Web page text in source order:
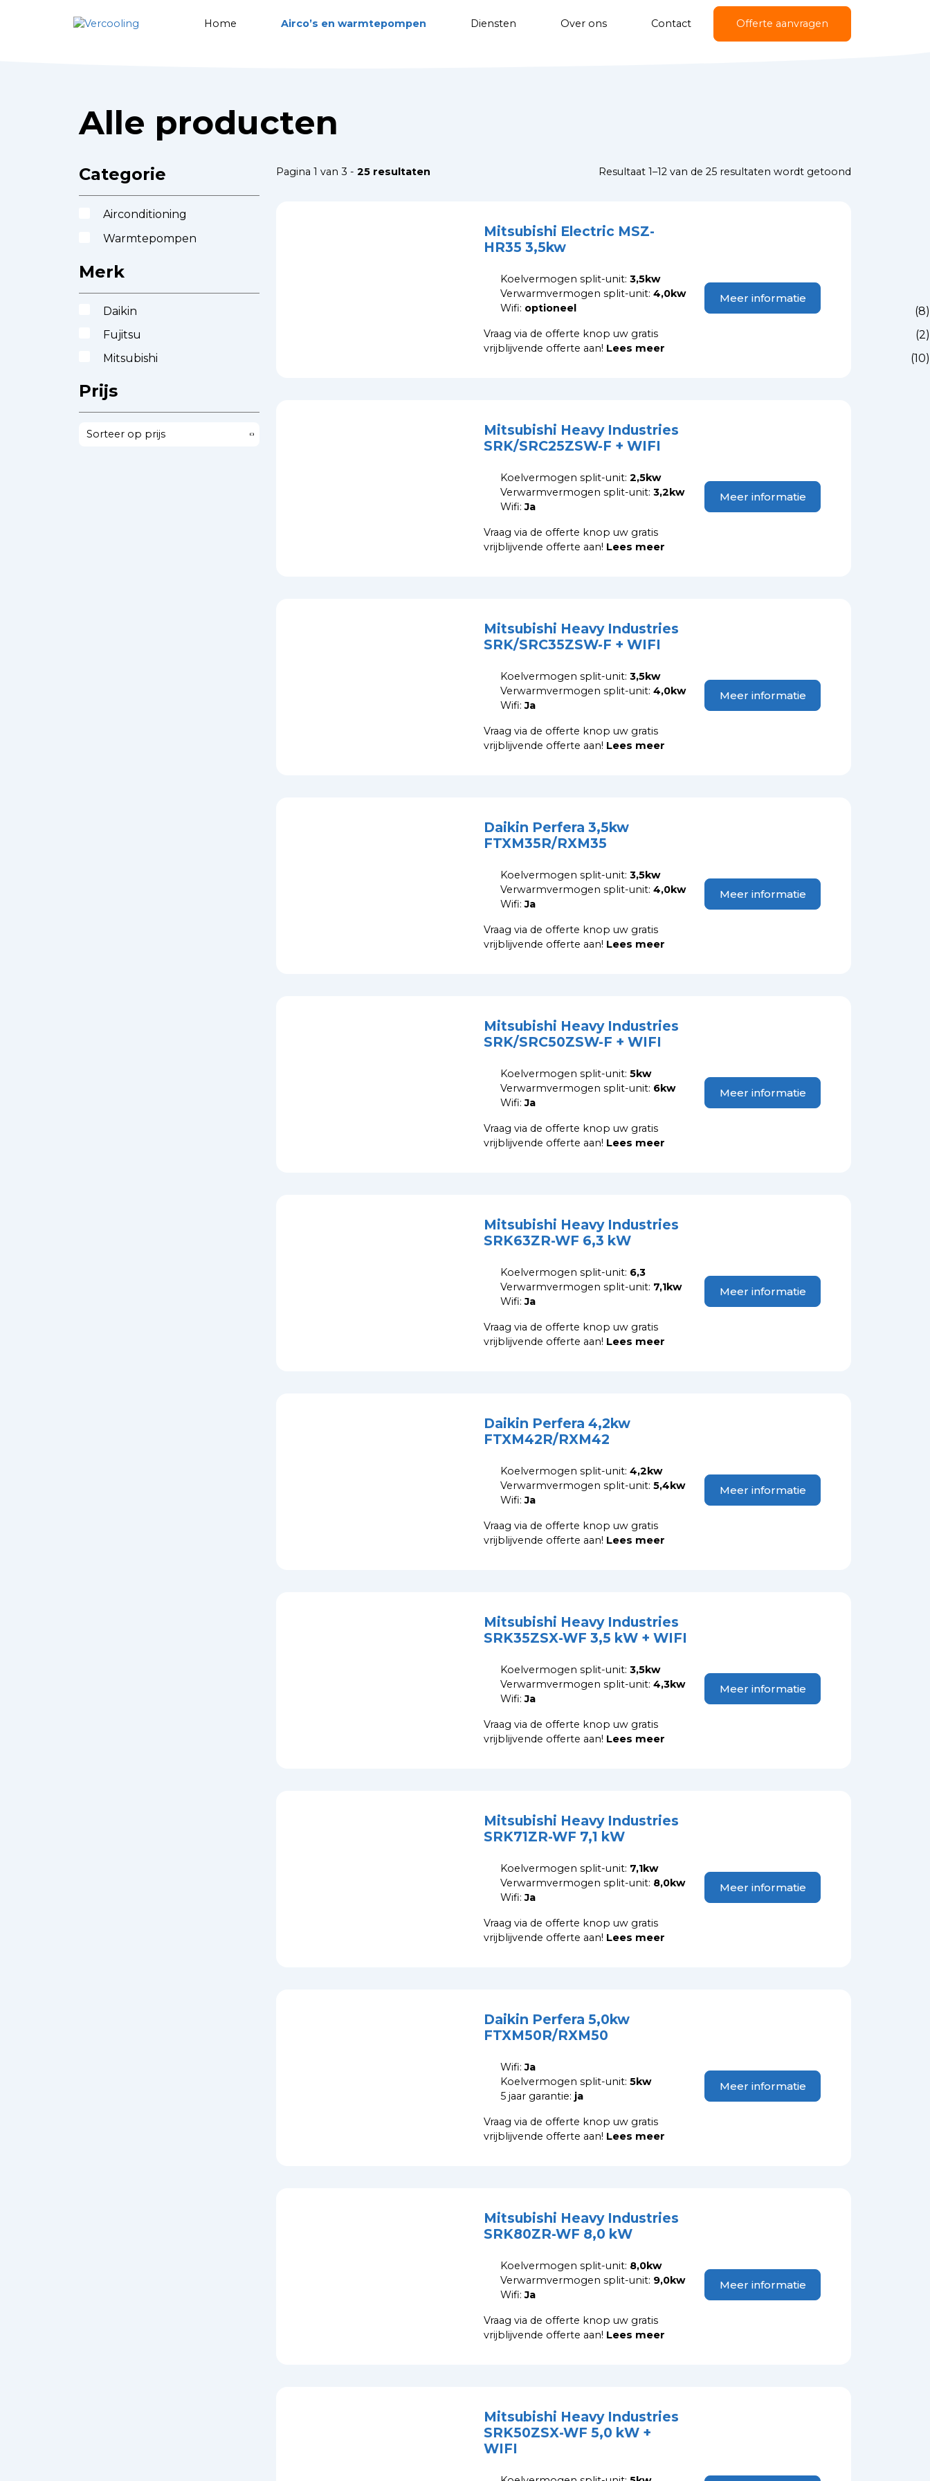
Home Airco’s en warmtepompen Diensten Over ons Contact Offerte aanvragen
Alle producten
Categorie
Airconditioning
Warmtepompen
Merk
Daikin
(8)
Fujitsu
(2)
Mitsubishi
(10)
Prijs
Pagina 1 van 3 - 25 resultaten Resultaat 1–12 van de 25 resultaten wordt getoond
Mitsubishi Electric MSZ-
HR35 3,5kw
Koelvermogen split-unit: 3,5kw
Verwarmvermogen split-unit: 4,0kw
Wifi: optioneel
Vraag via de offerte knop uw gratis
vrijblijvende offerte aan! Lees meer
Meer informatie
Mitsubishi Heavy Industries
SRK/SRC25ZSW-F + WIFI
Koelvermogen split-unit: 2,5kw
Verwarmvermogen split-unit: 3,2kw
Wifi:Ja
Vraag via de offerte knop uw gratis
vrijblijvende offerte aan! Lees meer
Meer informatie
Mitsubishi Heavy Industries
SRK/SRC35ZSW-F + WIFI
Koelvermogen split-unit: 3,5kw
Verwarmvermogen split-unit: 4,0kw
Wifi:Ja
Vraag via de offerte knop uw gratis
vrijblijvende offerte aan! Lees meer
Meer informatie
Daikin Perfera 3,5kw
FTXM35R/RXM35
Koelvermogen split-unit: 3,5kw
Verwarmvermogen split-unit: 4,0kw
Wifi:Ja
Vraag via de offerte knop uw gratis
vrijblijvende offerte aan! Lees meer
Meer informatie
Mitsubishi Heavy Industries
SRK/SRC50ZSW-F + WIFI
Koelvermogen split-unit: 5kw
Verwarmvermogen split-unit: 6kw
Wifi:Ja
Vraag via de offerte knop uw gratis
vrijblijvende offerte aan! Lees meer
Meer informatie
Mitsubishi Heavy Industries
SRK63ZR-WF 6,3 kW
Koelvermogen split-unit: 6,3
Verwarmvermogen split-unit: 7,1kw
Wifi:Ja
Vraag via de offerte knop uw gratis
vrijblijvende offerte aan! Lees meer
Meer informatie
Daikin Perfera 4,2kw
FTXM42R/RXM42
Koelvermogen split-unit: 4,2kw
Verwarmvermogen split-unit: 5,4kw
Wifi:Ja
Vraag via de offerte knop uw gratis
vrijblijvende offerte aan! Lees meer
Meer informatie
Mitsubishi Heavy Industries
SRK35ZSX-WF 3,5 kW + WIFI
Koelvermogen split-unit: 3,5kw
Verwarmvermogen split-unit: 4,3kw
Wifi:Ja
Vraag via de offerte knop uw gratis
vrijblijvende offerte aan! Lees meer
Meer informatie
Mitsubishi Heavy Industries
SRK71ZR-WF 7,1 kW
Koelvermogen split-unit: 7,1kw
Verwarmvermogen split-unit: 8,0kw
Wifi:Ja
Vraag via de offerte knop uw gratis
vrijblijvende offerte aan! Lees meer
Meer informatie
Daikin Perfera 5,0kw
FTXM50R/RXM50
Wifi:Ja
Koelvermogen split-unit: 5kw
5 jaar garantie: ja
Vraag via de offerte knop uw gratis
vrijblijvende offerte aan! Lees meer
Meer informatie
Mitsubishi Heavy Industries
SRK80ZR-WF 8,0 kW
Koelvermogen split-unit: 8,0kw
Verwarmvermogen split-unit: 9,0kw
Wifi:Ja
Vraag via de offerte knop uw gratis
vrijblijvende offerte aan! Lees meer
Meer informatie
Mitsubishi Heavy Industries
SRK50ZSX-WF 5,0 kW +
WIFI